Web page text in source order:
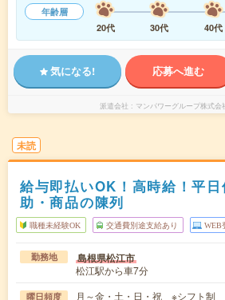
年齢層
20代
30代 40代
気になる! 応募へ進む
派遣会社 マンパワーグループ株式
未読
給与即払いOK！高時給！平
助・商品の陳列
職種未経験OK 交通費別途支給あり WEB
勤務地 島根県松江市
松江駅から車7分
曜日頻度 月～金・土・日・祝 ※シフト制